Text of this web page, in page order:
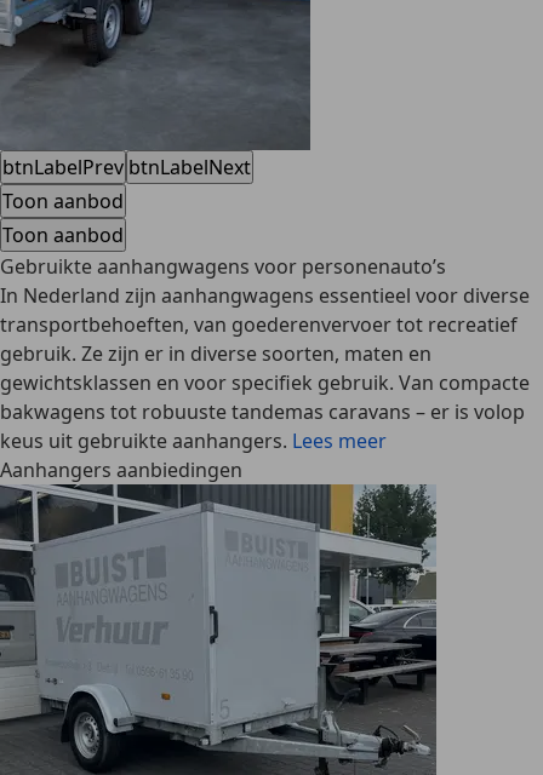
btnLabelPrev btnLabelNext
Toon aanbod
Toon aanbod
Gebruikte aanhangwagens voor personenauto’s
In Nederland zijn aanhangwagens essentieel voor diverse
transportbehoeften, van goederenvervoer tot recreatief
gebruik. Ze zijn er in diverse soorten, maten en
gewichtsklassen en voor specifiek gebruik. Van compacte
bakwagens tot robuuste tandemas caravans – er is volop
keus uit gebruikte aanhangers. Lees meer
Aanhangers aanbiedingen